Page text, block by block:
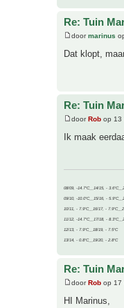
Re: Tuin
doormarinus
Dat klopt,
Re: Tuin
doorRob op 13
Ik maak
08/09, -14.7°C__14/15, -
09/10, -10.0°C__15/16, -
10/11, - 7.9°C__16/17, -
11/12, -14.7°C__17/18, -
12/13, - 7.9°C__18/19, - 7.5°C
13/14, - 0.8°C__19/20, - 2.8°C
Re: Tuin
doorRob op 17
HI Marinus,